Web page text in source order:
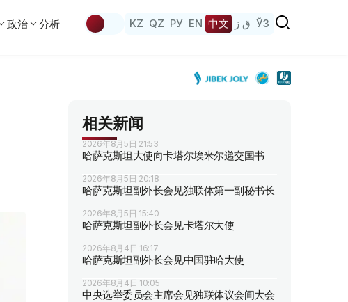
政治 分析 KZ QZ РУ EN 中文 ق ز ЎЗ
相关新闻
2026年8月5日 21:53
哈萨克斯坦大使向卡塔尔埃米尔递交国书
2026年8月5日 20:18
哈萨克斯坦副外长会见独联体第一副秘书长
2026年8月5日 15:40
哈萨克斯坦副外长会见卡塔尔大使
2026年8月4日 16:17
哈萨克斯坦副外长会见中国驻哈大使
2026年8月4日 10:05
中央选举委员会主席会见独联体议会间大会